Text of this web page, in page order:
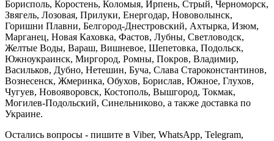
Борисполь, Коростень, Коломыя, Ирпень, Стрый, Черноморск,
Звягель, Лозовая, Прилуки, Енергодар, Нововолынск,
Горишни Плавни, Белгород-Днестровский, Ахтырка, Изюм,
Марганец, Новая Каховка, Фастов, Лубны, Светловодск,
Желтые Воды, Вараш, Вишневое, Шепетовка, Подольск,
Южноукраинск, Миргород, Ромны, Покров, Владимир,
Васильков, Дубно, Нетешин, Буча, Слава Староконстантинов,
Вознесенск, Жмеринка, Обухов, Борислав, Южное, Глухов,
Чугуев, Новояворовск, Костополь, Вышгород, Токмак,
Могилев-Подольский, Синельниково, а также доставка по
Украине.
Остались вопросы - пишите в Viber, WhatsApp, Telegram,